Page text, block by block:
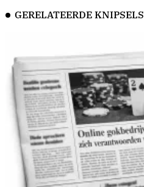
GERELATEERDE KNIPSELS